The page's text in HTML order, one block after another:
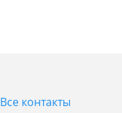
Все контакты